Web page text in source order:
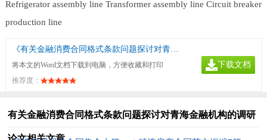
Refrigerator assembly line Transformer assembly line Circuit breaker
production line
《有关金融消费合同格式条款问题探讨对青海金融机构的调研论文》
将本文的Word文档下载到电脑，方便收藏和打印
推荐度：
下载文档
有关金融消费合同格式条款问题探讨对青海金融机构的调研